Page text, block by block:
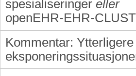
spesialiseringer eller
openEHR-EHR-
Kommentar: